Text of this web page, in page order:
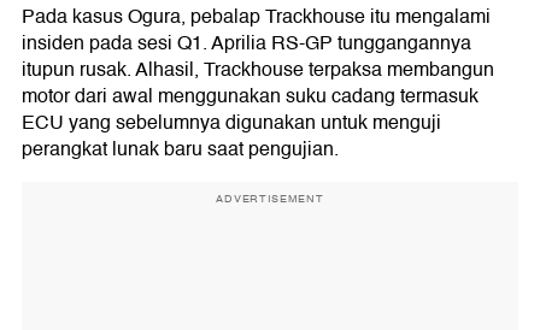
Pada kasus Ogura, pebalap Trackhouse itu mengalami
insiden pada sesi Q1. Aprilia RS-GP tunggangannya
itupun rusak. Alhasil, Trackhouse terpaksa membangun
motor dari awal menggunakan suku cadang termasuk
ECU yang sebelumnya digunakan untuk menguji
perangkat lunak baru saat pengujian.
ADVERTISEMENT